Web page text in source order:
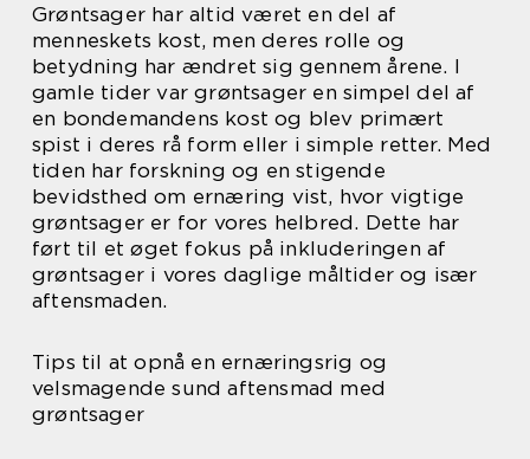
Grøntsager har altid været en del af
menneskets kost, men deres rolle og
betydning har ændret sig gennem årene. I
gamle tider var grøntsager en simpel del af
en bondemandens kost og blev primært
spist i deres rå form eller i simple retter. Med
tiden har forskning og en stigende
bevidsthed om ernæring vist, hvor vigtige
grøntsager er for vores helbred. Dette har
ført til et øget fokus på inkluderingen af
grøntsager i vores daglige måltider og især
aftensmaden.
Tips til at opnå en ernæringsrig og
velsmagende sund aftensmad med
grøntsager